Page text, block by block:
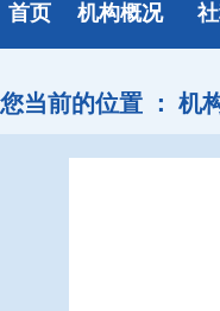
首页 机构概况
您当前的位置 ： 机